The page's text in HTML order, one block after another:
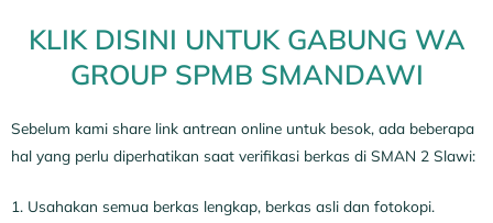
KLIK DISINI UNTUK GABUNG WA
GROUP SPMB SMANDAWI
Sebelum kami share link antrean online untuk besok, ada beberapa
hal yang perlu diperhatikan saat verifikasi berkas di SMAN 2 Slawi:
1. Usahakan semua berkas lengkap, berkas asli dan fotokopi.